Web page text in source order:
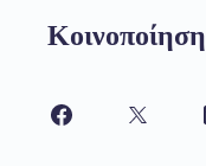
Κοινοποίηση